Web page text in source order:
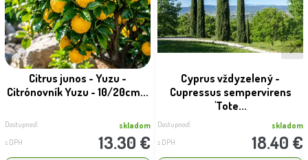
Citrus junos - Yuzu -
Citrónovník Yuzu - 10/20cm...
Dostupnosť: skladom
s DPH 13.30 €
Cyprus vždyzelený -
Cupressus sempervirens
'Tote...
Dostupnosť: skladom
s DPH 18.40 €